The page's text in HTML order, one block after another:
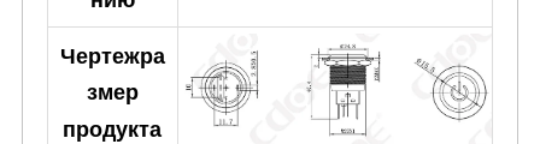
Чертежра
змер
продукта